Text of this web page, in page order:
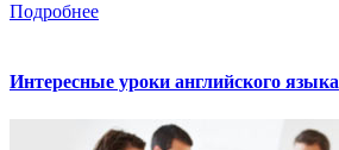
Подробнее
Интересные уроки английского языка